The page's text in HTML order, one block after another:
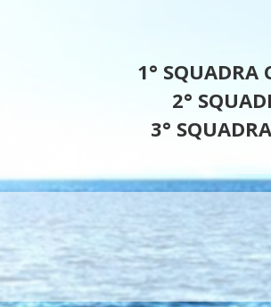
1° SQUADRA
2°
3°